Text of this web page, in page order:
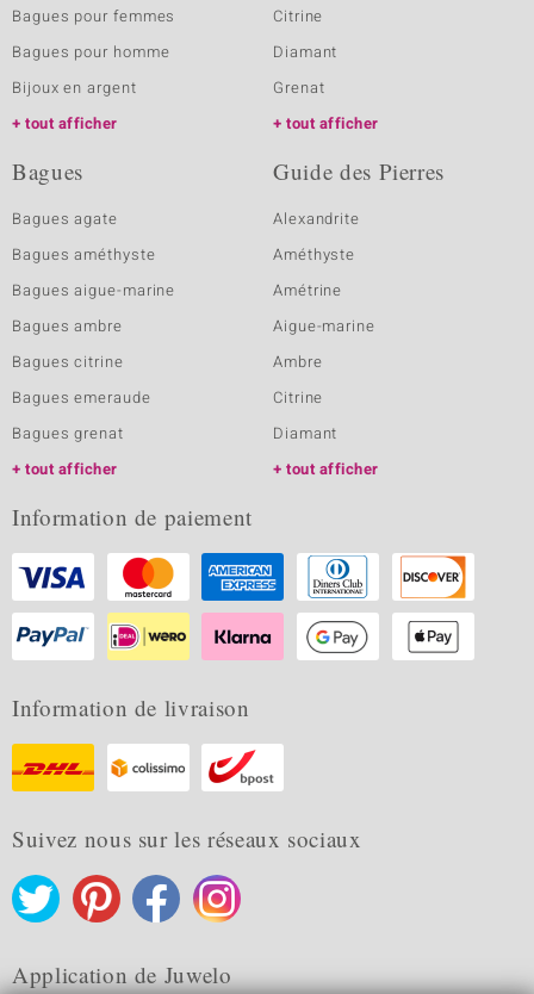
Bagues pour femmes
Bagues pour homme
Bijoux en argent
tout afficher
Citrine
Diamant
Grenat
tout afficher
Bagues
Bagues agate
Bagues améthyste
Bagues aigue-marine
Bagues ambre
Bagues citrine
Bagues emeraude
Bagues grenat
tout afficher
Guide des Pierres
Alexandrite
Améthyste
Amétrine
Aigue-marine
Ambre
Citrine
Diamant
tout afficher
Information de paiement
Information de livraison
Suivez nous sur les réseaux sociaux
Application de Juwelo